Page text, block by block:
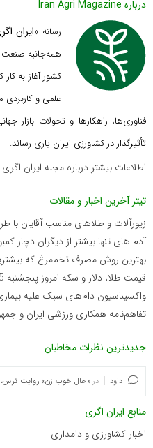
درباره Iran Agri Magazine
رسانه «ایران
همه‌جانبه صنعت
کشور آغاز به
علمی و
فناوری‌ها، راهکارها و تحولات بازار
تأثیرگذار در کشاورزی ایران یاری رساند.
اطلاعات بیشتر درباره مجله ایران اگری
تیتر آخرین اخبار و مقالات
زیورآلات و طلاهای مناسب آقایان
آدم های تنها بیشتر از دیگران دچار
بهترین روش مصرف تخم‌مرغ که
قیمت طلا، دلار و سکه امروز پنجشنبه 15مرداد/ افزایش قیمت ها + جدول
واکسیناسیون دام‌های سبک علیه
تفاهم‌نامه همکاری ورزشی ایران و
جدیدترین نظرات مخاطبان
داود در «حال خوب زن» روایت
منابع ایران اگری
اخبار کشاورزی و دامداری